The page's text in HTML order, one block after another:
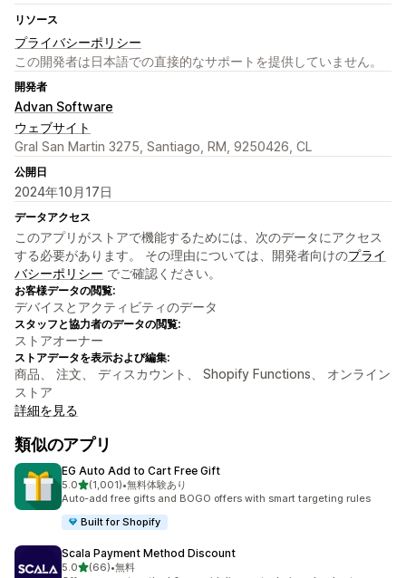
リソース
プライバシーポリシー
この開発者は日本語での直接的なサポートを提供していません。
開発者
Advan Software
ウェブサイト
Gral San Martin 3275, Santiago, RM, 9250426, CL
公開日
2024年10月17日
データアクセス
このアプリがストアで機能するためには、次のデータにアクセス
する必要があります。 その理由については、開発者向けのプライ
バシーポリシー でご確認ください。
お客様データの閲覧:
デバイスとアクティビティのデータ
スタッフと協力者のデータの閲覧:
ストアオーナー
ストアデータを表示および編集:
商品、 注文、 ディスカウント、 Shopify Functions、 オンライン
ストア
詳細を見る
類似のアプリ
EG Auto Add to Cart Free Gift
5.05つ星中
(1,001)
合計レビュー数：1001件
•無料体験あり
Auto-add free gifts and BOGO offers with smart targeting rules
Built for Shopify
Scala Payment Method Discount
5.05つ星中
(66)
合計レビュー数：66件
•無料